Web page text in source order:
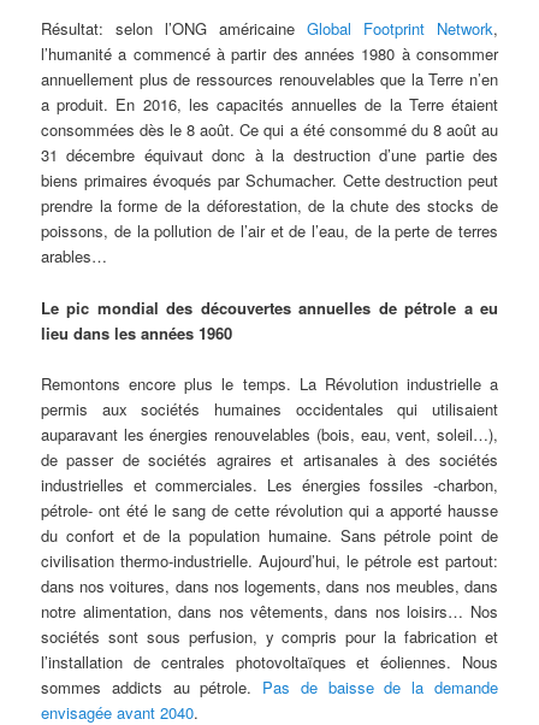
Résultat: selon l’ONG américaine Global Footprint Network,
l’humanité a commencé à partir des années 1980 à consommer
annuellement plus de ressources renouvelables que la Terre n’en
a produit. En 2016, les capacités annuelles de la Terre étaient
consommées dès le 8 août. Ce qui a été consommé du 8 août au
31 décembre équivaut donc à la destruction d’une partie des
biens primaires évoqués par Schumacher. Cette destruction peut
prendre la forme de la déforestation, de la chute des stocks de
poissons, de la pollution de l’air et de l’eau, de la perte de terres
arables…
Le pic mondial des découvertes annuelles de pétrole a eu
lieu dans les années 1960
Remontons encore plus le temps. La Révolution industrielle a
permis aux sociétés humaines occidentales qui utilisaient
auparavant les énergies renouvelables (bois, eau, vent, soleil…),
de passer de sociétés agraires et artisanales à des sociétés
industrielles et commerciales. Les énergies fossiles -charbon,
pétrole- ont été le sang de cette révolution qui a apporté hausse
du confort et de la population humaine. Sans pétrole point de
civilisation thermo-industrielle. Aujourd’hui, le pétrole est partout:
dans nos voitures, dans nos logements, dans nos meubles, dans
notre alimentation, dans nos vêtements, dans nos loisirs… Nos
sociétés sont sous perfusion, y compris pour la fabrication et
l’installation de centrales photovoltaïques et éoliennes. Nous
sommes addicts au pétrole. Pas de baisse de la demande
envisagée avant 2040.